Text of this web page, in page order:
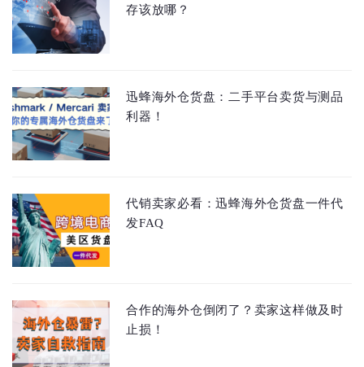
存该放哪？
迅蜂海外仓货盘：二手平台卖货与测品
利器！
代销卖家必看：迅蜂海外仓货盘一件代
发FAQ
合作的海外仓倒闭了？卖家这样做及时
止损！